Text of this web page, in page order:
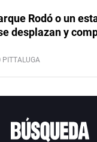
Rodó o un
desplazan y
PITTALUGA